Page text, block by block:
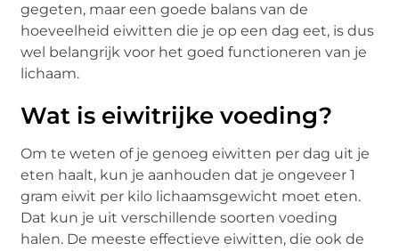
gegeten, maar een goede balans van de
hoeveelheid eiwitten die je op een dag eet, is dus
wel belangrijk voor het goed functioneren van je
lichaam.
Wat is eiwitrijke voeding?
Om te weten of je genoeg eiwitten per dag uit je
eten haalt, kun je aanhouden dat je ongeveer 1
gram eiwit per kilo lichaamsgewicht moet eten.
Dat kun je uit verschillende soorten voeding
halen. De meeste effectieve eiwitten, die ook de